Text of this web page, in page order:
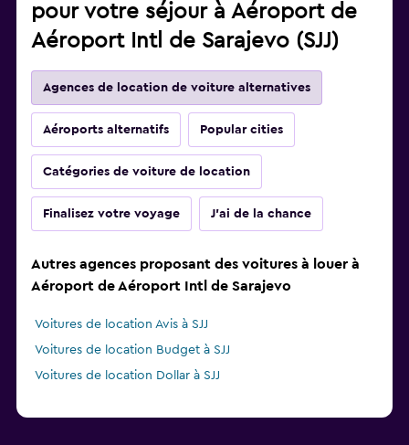
pour votre séjour à Aéroport de
Aéroport Intl de Sarajevo (SJJ)
Agences de location de voiture alternatives
Aéroports alternatifs Popular cities
Catégories de voiture de location
Finalisez votre voyage J'ai de la chance
Autres agences proposant des voitures à louer à
Aéroport de Aéroport Intl de Sarajevo
Voitures de location Avis à SJJ
Voitures de location Budget à SJJ
Voitures de location Dollar à SJJ